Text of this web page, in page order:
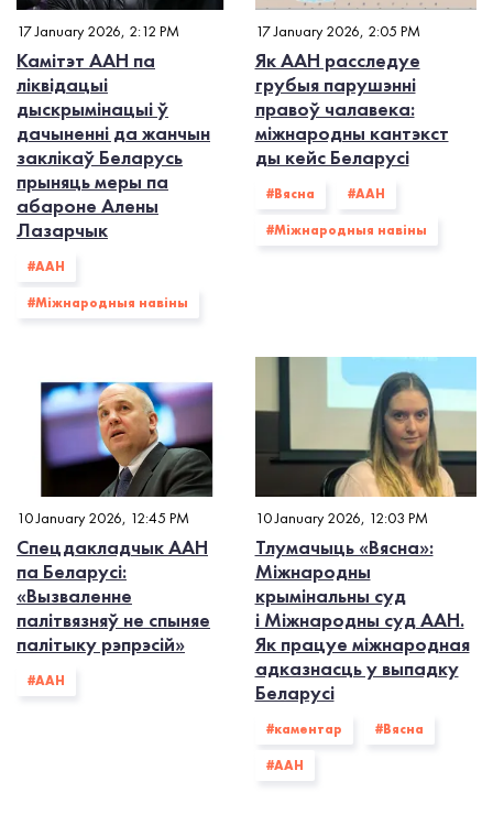
17 January 2026, 2:12 PM
Камітэт ААН па
ліквідацыі
дыскрымінацыі ў
дачыненні да жанчын
заклікаў Беларусь
прыняць меры па
абароне Алены
Лазарчык
#ААН
#Міжнародныя навіны
17 January 2026, 2:05 PM
Як ААН расследуе
грубыя парушэнні
правоў чалавека:
міжнародны кантэкст
ды кейс Беларусі
#Вясна #ААН
#Міжнародныя навіны
10 January 2026, 12:45 PM
Спецдакладчык ААН
па Беларусі:
«Вызваленне
палітвязняў не спыняе
палітыку рэпрэсій»
#ААН
10 January 2026, 12:03 PM
Тлумачыць «Вясна»:
Міжнародны
крымінальны суд
і Міжнародны суд ААН.
Як працуе міжнародная
адказнасць у выпадку
Беларусі
#каментар #Вясна
#ААН